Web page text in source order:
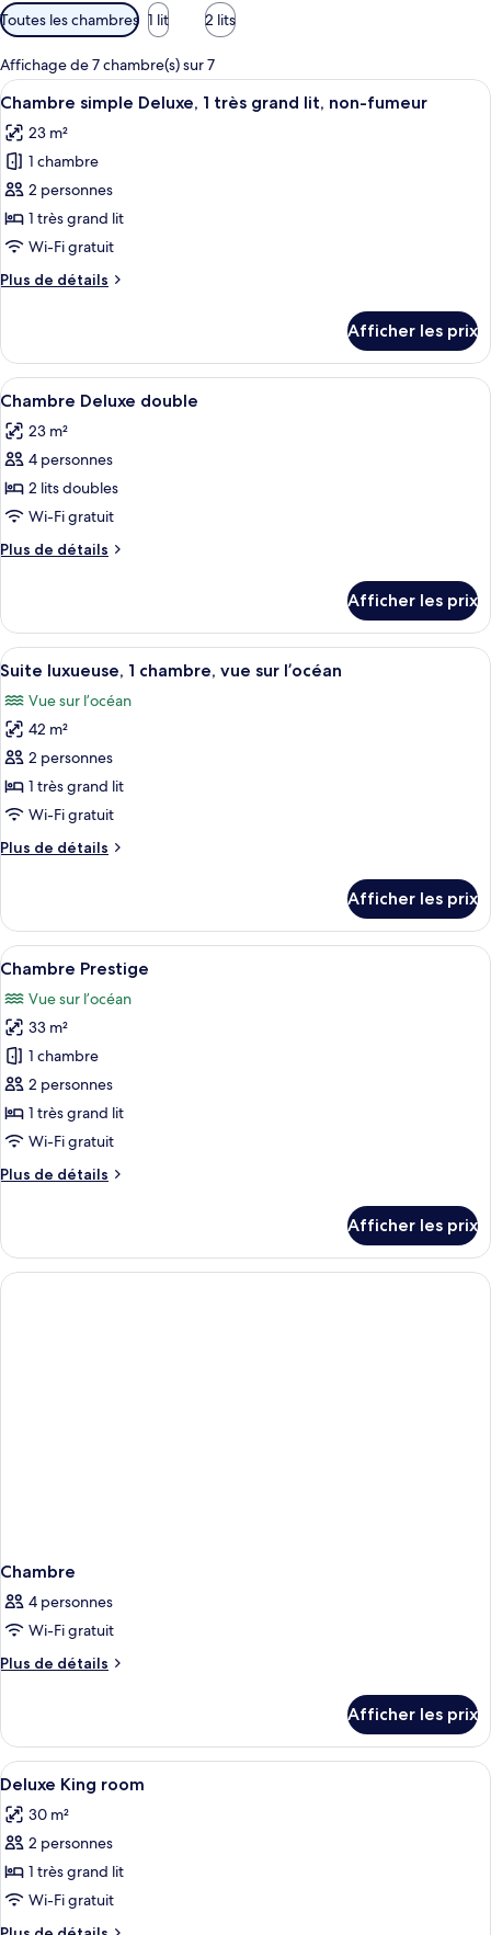
Filtres
disponibles
pour
les
chambres
Toutes les chambres 1 lit 2 lits
Affichage de 7 chambre(s) sur 7
Afficher
toutes
les
photos
pour
ce
type
chambre :
Deluxe,
1
très
grand
lit,
non-
fumeur
Une chambre d’hôtel avec un lit,
6
Chambre simple Deluxe, 1 très grand lit, non-fumeur
23 m²
1 chambre
2 personnes
1 très grand lit
Wi-Fi gratuit
Plus de détails
Plus
Chambre
simple
Deluxe,
très
grand
non-
fumeur
Afficher les prix
Afficher
toutes
les
photos
pour
ce
type
de
Chambre
Deluxe
double
Une chambre d’hôtel avec deux
4
Chambre Deluxe double
23 m²
4 personnes
2 lits doubles
Wi-Fi gratuit
Plus de détails
Plus
Chambre
Deluxe
double
Afficher les prix
Afficher
toutes
les
photos
pour
ce
type
chambre :
chambre,
sur
l’océan
Une chambre d’hôtel moderne
4
Suite luxueuse, 1 chambre, vue sur l’océan
Vue sur l’océan
42 m²
2 personnes
1 très grand lit
Wi-Fi gratuit
Plus de détails
Plus
Suite
luxueuse,
1
vue
sur
l’océan
Afficher les prix
Afficher
toutes
les
photos
pour
ce
type
de
chambre :
Chambre
Une chambre d’hôtel avec un
5
Chambre Prestige
Vue sur l’océan
33 m²
1 chambre
2 personnes
1 très grand lit
Wi-Fi gratuit
Plus de détails
Plus
Chambre
Prestige
Afficher les prix
Chambre
4 personnes
Wi-Fi gratuit
Plus de détails
Plus
Chambre
Afficher les prix
Afficher
toutes
les
photos
pour
ce
type
Une chambre d’hôtel avec un lit,
4
Deluxe King room
30 m²
2 personnes
1 très grand lit
Wi-Fi gratuit